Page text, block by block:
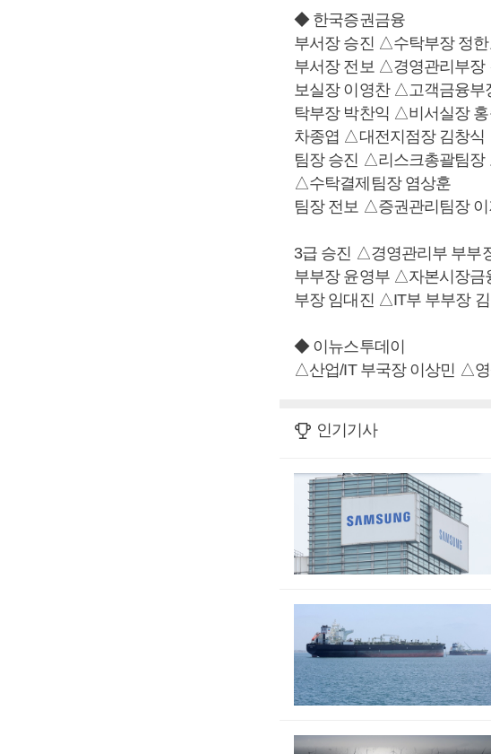
◆ 한국증권금융
부서장 승진 △수탁부장 정
부서장 전보 △경영관리부
보실장 이영찬 △고객금융
탁부장 박찬익 △비서실장
차종엽 △대전지점장 김창식
팀장 승진 △리스크총괄팀
△수탁결제팀장 염상훈
팀장 전보 △증권관리팀장
3급 승진 △경영관리부 부부
부부장 윤영부 △자본시장
부장 임대진 △IT부 부부장
◆ 이뉴스투데이
△산업/IT 부국장 이상민 △
인기기사